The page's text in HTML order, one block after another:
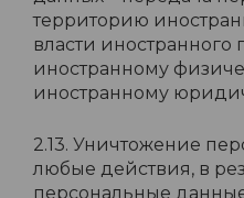
территорию
власти иностранного
иностранному
иностранному
2.13. Уничтожение
любые действия, в
персональные